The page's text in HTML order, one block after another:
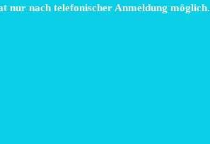
nur nach telefonischer Anmeldung möglich.